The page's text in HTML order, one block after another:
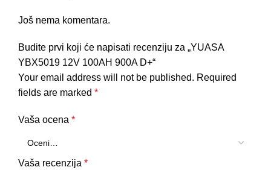
Još nema komentara.
Budite prvi koji će napisati recenziju za „YUASA
YBX5019 12V 100AH 900A D+“
Your email address will not be published. Required
fields are marked *
Vaša ocena *
Vaša recenzija *